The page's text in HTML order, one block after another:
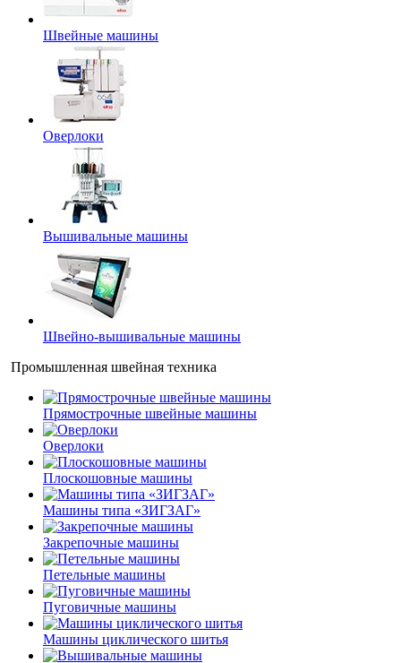
Швейные машины
Оверлоки
Вышивальные машины
Швейно-вышивальные машины
Промышленная швейная техника
Прямострочные швейные машины
Оверлоки
Плоскошовные машины
Машины типа «ЗИГЗАГ»
Закрепочные машины
Петельные машины
Пуговичные машины
Машины циклического шитья